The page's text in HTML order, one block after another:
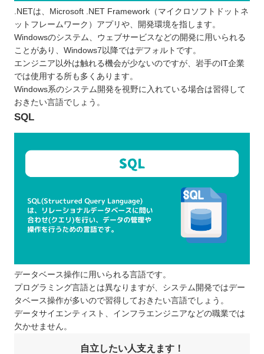
.NETは、Microsoft .NET Framework（マイクロソフトドットネ
ットフレームワーク）アプリや、開発環境を指します。
Windowsのシステム、ウェブサービスなどの開発に用いられる
ことがあり、Windows7以降ではデフォルトです。
エンジニア以外は触れる機会が少ないのですが、岩手のIT企業
では使用する所も多くあります。
Windows系のシステム開発を視野に入れている場合は習得して
おきたい言語でしょう。
SQL
データベース操作に用いられる言語です。
プログラミング言語とは異なりますが、システム開発ではデー
タベース操作が多いので習得しておきたい言語でしょう。
データサイエンティスト、インフラエンジニアなどの職業では
欠かせません。
自立したい人支えます！